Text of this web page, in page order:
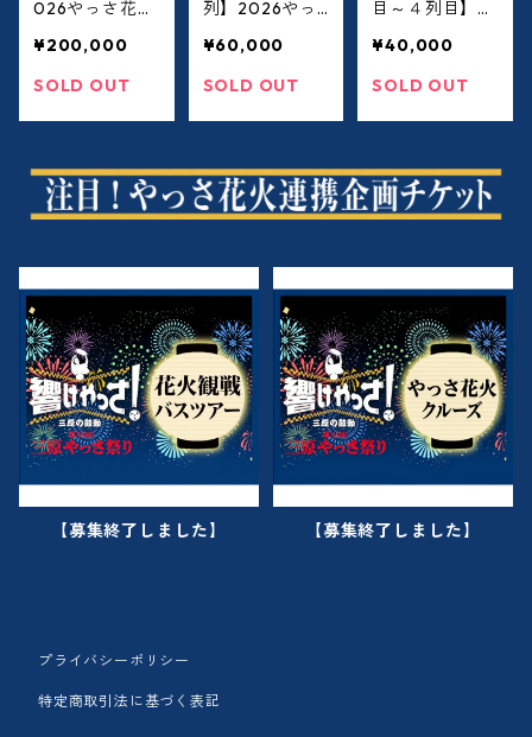
026やっさ花火
覧チケット
¥200,000
SOLD OUT
列】2026やっ
有料観覧チケッ
ト
¥60,000
SOLD OUT
目～４列目】2
フェスタ有料観
覧チケット
¥40,000
SOLD OUT
【募集終了しました】 【募集終了しました】
プライバシーポリシー
特定商取引法に基づく表記